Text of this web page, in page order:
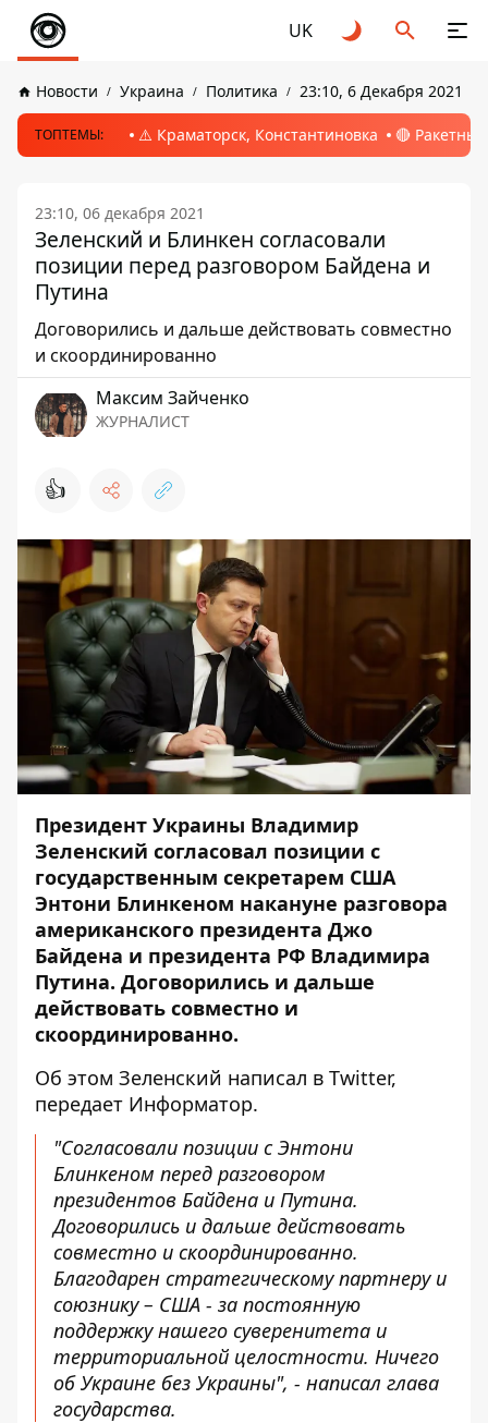
UK
Новости Украина Политика 23:10, 6 Декабря 2021
ТОПТЕМЫ: ⚠️ Краматорск, Константиновка 🔴
23:10, 06 декабря 2021
Зеленский и Блинкен согласовали
позиции перед разговором Байдена и
Путина
Договорились и дальше действовать совместно
и скоординированно
Максим Зайченко
ЖУРНАЛИСТ
👍
Президент Украины Владимир
Зеленский согласовал позиции с
государственным секретарем США
Энтони Блинкеном накануне разговора
американского президента Джо
Байдена и президента РФ Владимира
Путина. Договорились и дальше
действовать совместно и
скоординированно.
Об этом Зеленский написал в Twitter,
передает Информатор.
"Согласовали позиции с Энтони
Блинкеном перед разговором
президентов Байдена и Путина.
Договорились и дальше действовать
совместно и скоординированно.
Благодарен стратегическому партнеру и
союзнику – США - за постоянную
поддержку нашего суверенитета и
территориальной целостности. Ничего
об Украине без Украины", - написал глава
государства.